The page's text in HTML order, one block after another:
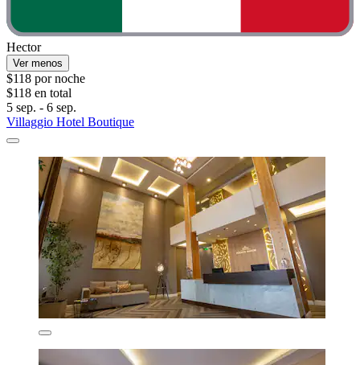
Hector
Ver menos
$118 por noche
$118 en total
5 sep. - 6 sep.
Villaggio Hotel Boutique